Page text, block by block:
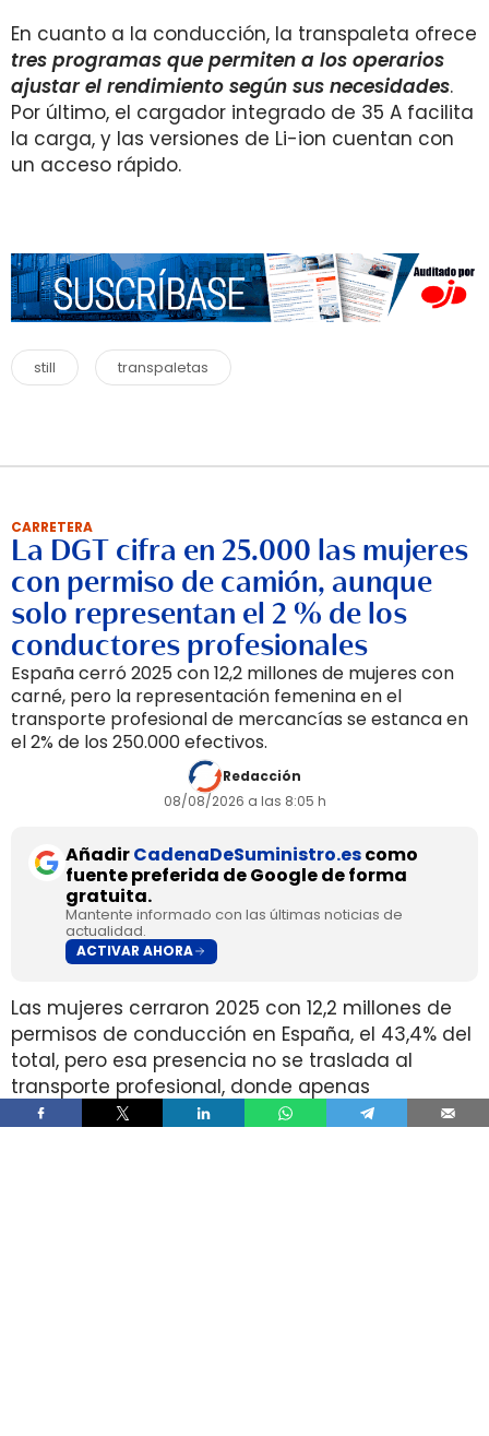
En cuanto a la conducción, la transpaleta ofrece
tres programas que permiten a los operarios
ajustar el rendimiento según sus necesidades.
Por último, el cargador integrado de 35 A facilita
la carga, y las versiones de Li-ion cuentan con
un acceso rápido.
still transpaletas
CARRETERA
La DGT cifra en 25.000 las mujeres
con permiso de camión, aunque
solo representan el 2 % de los
conductores profesionales
España cerró 2025 con 12,2 millones de mujeres con
carné, pero la representación femenina en el
transporte profesional de mercancías se estanca en
el 2% de los 250.000 efectivos.
Redacción
08/08/2026 a las 8:05 h
AñadirCadenaDeSuministro.escomo
fuente preferida de Google de forma
gratuita.
Mantente informado con las últimas noticias de
actualidad.
ACTIVAR AHORA
Las mujeres cerraron 2025 con 12,2 millones de
permisos de conducción en España, el 43,4% del
total, pero esa presencia no se traslada al
transporte profesional, donde apenas
representan el 2% de un colectivo de 250.000